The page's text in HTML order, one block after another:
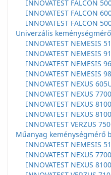
INNOVATEST FALCON
INNOVATEST FALCON
INNOVATEST FALCON
Univerzális
INNOVATEST NEMESIS
INNOVATEST NEMESIS
INNOVATEST NEMESIS
INNOVATEST NEMESIS
INNOVATEST NEXUS
INNOVATEST NEXUS 7700
INNOVATEST NEXUS 8100
INNOVATEST NEXUS
INNOVATEST VERZUS
Műanyag keménységmérő
INNOVATEST NEMESIS
INNOVATEST NEXUS 7700
INNOVATEST NEXUS 8100